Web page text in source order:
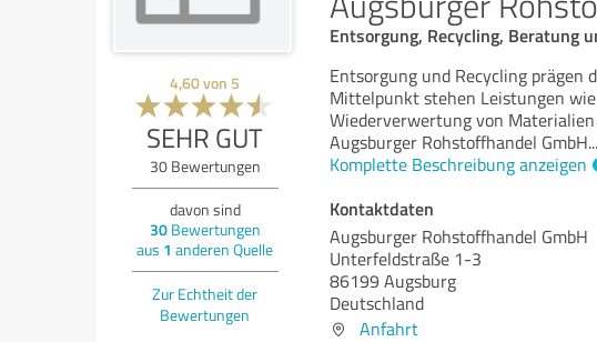
Entsorgung, Recycling, Beratung
4,60von 5
SEHR GUT
30Bewertungen
davon sind
30Bewertungen
aus 1 anderen Quelle
Zur Echtheit der
Bewertungen
Entsorgung und Recycling prägen
Mittelpunkt stehen Leistungen
Wiederverwertung von
Augsburger Rohstoffhandel GmbH...
Komplette Beschreibung anzeigen
Kontaktdaten
Augsburger Rohstoffhandel GmbH
Unterfeldstraße 1-3
86199 Augsburg
Deutschland
Anfahrt